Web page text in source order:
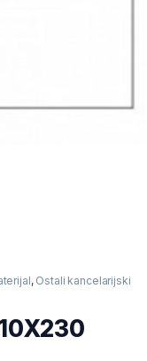
, Ostali kancelarijski